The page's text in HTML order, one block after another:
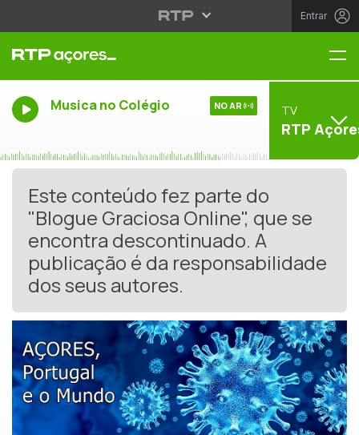
Entrar
Musica no Colégio NO AR TV
RTP
Este conteúdo fez parte do
"Blogue Graciosa Online", que se
encontra descontinuado. A
publicação é da responsabilidade
dos seus autores.